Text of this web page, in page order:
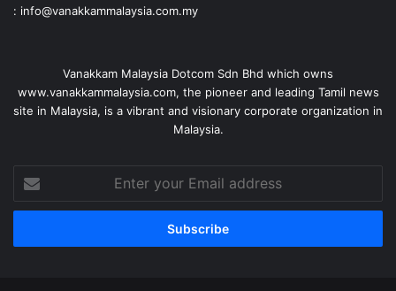
: info@vanakkammalaysia.com.my
Vanakkam Malaysia Dotcom Sdn Bhd which owns
www.vanakkammalaysia.com, the pioneer and leading Tamil news
site in Malaysia, is a vibrant and visionary corporate organization in
Malaysia.
your
Email